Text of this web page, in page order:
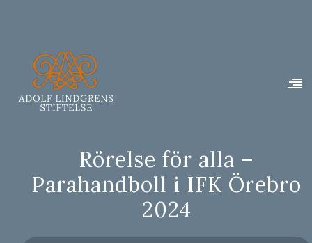
Rörelse för alla –
Parahandboll i IFK Örebro
2024